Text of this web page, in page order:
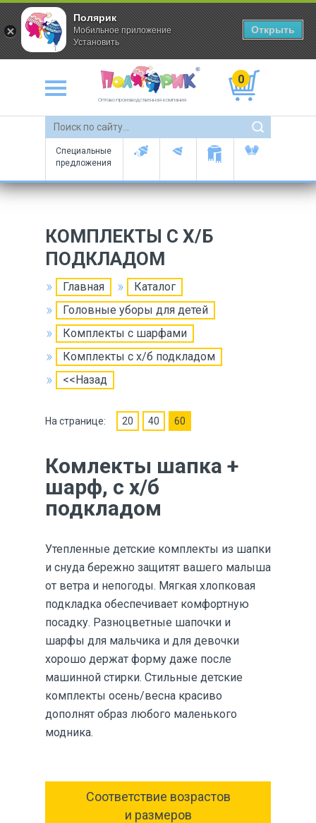
Оптово-производственная компания
0
Специальные
предложения
КОМПЛЕКТЫ С Х/Б
ПОДКЛАДОМ
Главная
Каталог
Головные уборы для детей
Комплекты с шарфами
Комплекты с х/б подкладом
<<Назад
На странице: 20 40 60
Комлекты шапка +
шарф, с х/б
подкладом
Утепленные детские комплекты из шапки
и снуда бережно защитят вашего малыша
от ветра и непогоды. Мягкая хлопковая
подкладка обеспечивает комфортную
посадку. Разноцветные шапочки и
шарфы для мальчика и для девочки
хорошо держат форму даже после
машинной стирки. Стильные детские
комплекты осень/весна красиво
дополнят образ любого маленького
модника.
Соответствие возрастов
и размеров
Полярик
Мобильное приложение
Установить
Открыть